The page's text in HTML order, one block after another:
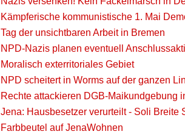
Kämpferische kommunistische 1. Mai
Tag der unsichtbaren Arbeit in Bremen
NPD-Nazis planen eventuell
Moralisch exterritoriales Gebiet
NPD scheitert in Worms auf der ganzen
Rechte attackieren DGB-Maikundgebung
Jena: Hausbesetzer verurteilt - Soli Breite
Farbbeutel auf JenaWohnen